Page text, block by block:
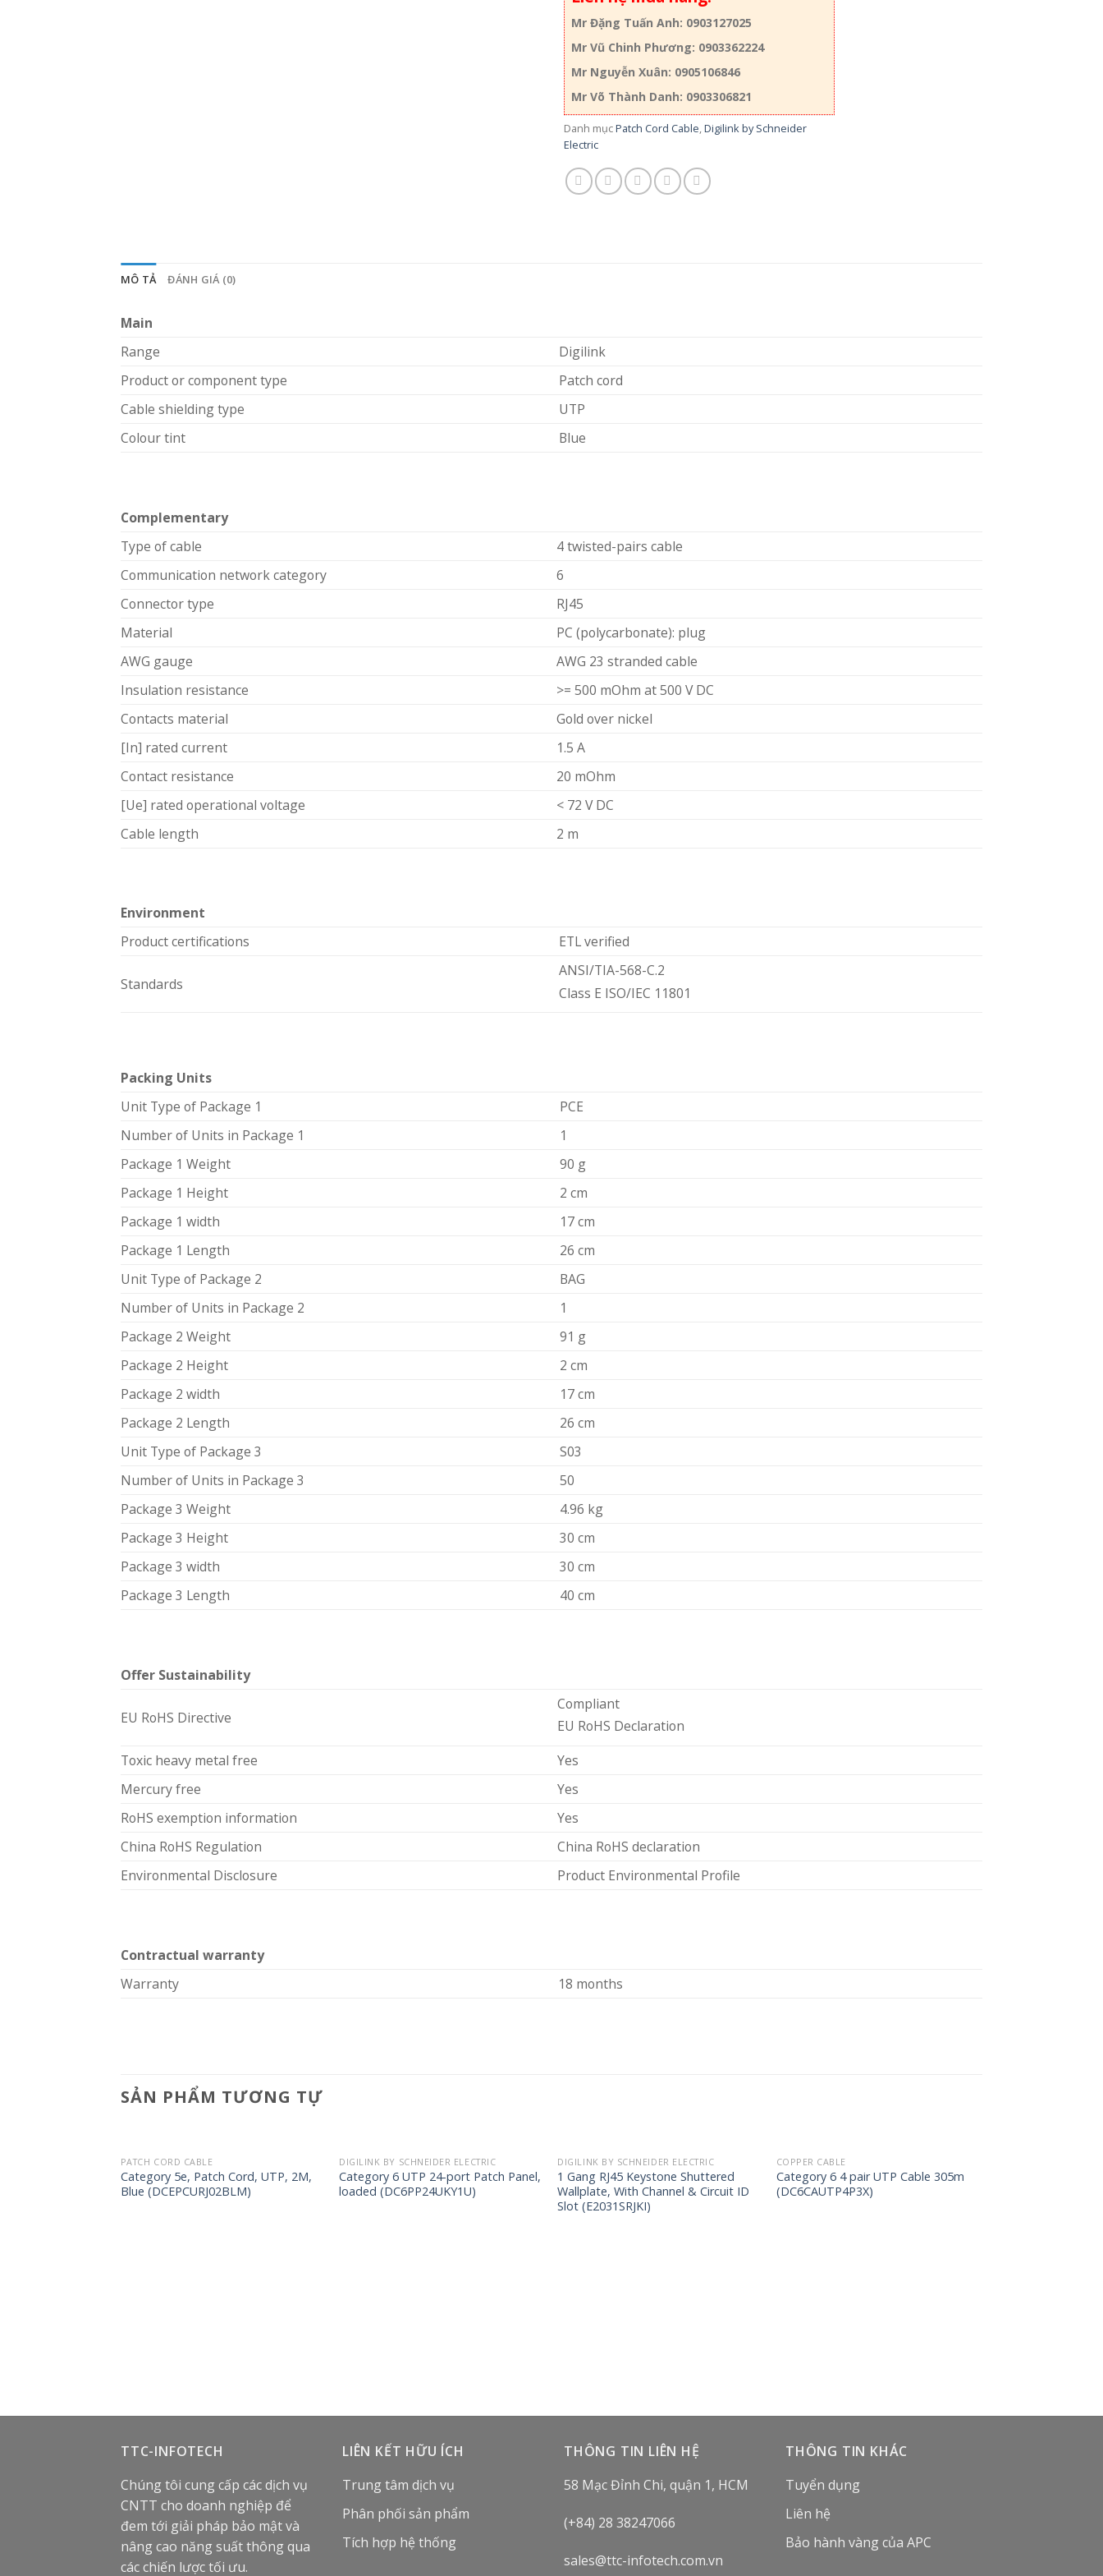
Mr Đặng Tuấn Anh: 0903127025
Mr Vũ Chinh Phương: 0903362224
Mr Nguyễn Xuân: 0905106846
Mr Võ Thành Danh: 0903306821
Danh mụcPatch Cord Cable,Digilink by Schneider
Electric
MÔ TẢ ĐÁNH GIÁ (0)
Main
Range
Digilink
Product or component type
Patch cord
Cable shielding type
UTP
Colour tint
Blue
Complementary
Type of cable
4 twisted-pairs cable
Communication network category
6
Connector type
RJ45
Material
PC (polycarbonate): plug
AWG gauge
AWG 23 stranded cable
Insulation resistance
>= 500 mOhm at 500 V DC
Contacts material
Gold over nickel
[In] rated current
1.5 A
Contact resistance
20 mOhm
[Ue] rated operational voltage
< 72 V DC
Cable length
2 m
Environment
Product certifications
ETL verified
Standards
ANSI/TIA-568-C.2
Class E ISO/IEC 11801
Packing Units
Unit Type of Package 1
PCE
Number of Units in Package 1
1
Package 1 Weight
90 g
Package 1 Height
2 cm
Package 1 width
17 cm
Package 1 Length
26 cm
Unit Type of Package 2
BAG
Number of Units in Package 2
1
Package 2 Weight
91 g
Package 2 Height
2 cm
Package 2 width
17 cm
Package 2 Length
26 cm
Unit Type of Package 3
S03
Number of Units in Package 3
50
Package 3 Weight
4.96 kg
Package 3 Height
30 cm
Package 3 width
30 cm
Package 3 Length
40 cm
Offer Sustainability
EU RoHS Directive
Compliant
EU RoHS Declaration
Toxic heavy metal free
Yes
Mercury free
Yes
RoHS exemption information
Yes
China RoHS Regulation
China RoHS declaration
Environmental Disclosure
Product Environmental Profile
Contractual warranty
Warranty
18 months
SẢN PHẨM TƯƠNG TỰ
PATCH CORD CABLE
Category 5e, Patch Cord, UTP, 2M,
Blue (DCEPCURJ02BLM)
DIGILINK BY SCHNEIDER ELECTRIC
Category 6 UTP 24-port Patch Panel,
loaded (DC6PP24UKY1U)
DIGILINK BY SCHNEIDER ELECTRIC
1 Gang RJ45 Keystone Shuttered
Wallplate, With Channel & Circuit ID
Slot (E2031SRJKI)
COPPER CABLE
Category 6 4 pair UTP Cable 305m
(DC6CAUTP4P3X)
TTC-INFOTECH
Chúng tôi cung cấp các dịch vụ
CNTT cho doanh nghiệp để
đem tới giải pháp bảo mật và
nâng cao năng suất thông qua
các chiến lược tối ưu.
LIÊN KẾT HỮU ÍCH
Trung tâm dịch vụ
Phân phối sản phẩm
Tích hợp hệ thống
THÔNG TIN LIÊN HỆ
58 Mạc Đỉnh Chi, quận 1, HCM
(+84) 28 38247066
sales@ttc-infotech.com.vn
THÔNG TIN KHÁC
Tuyển dụng
Liên hệ
Bảo hành vàng của APC